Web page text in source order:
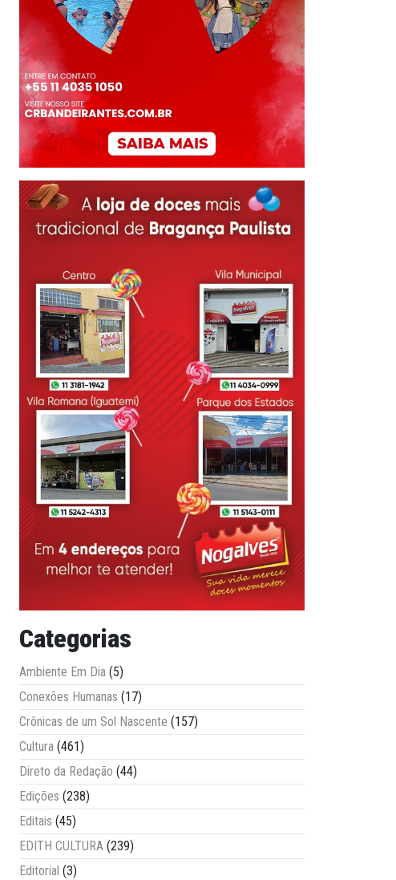
Categorias
Ambiente Em Dia (5)
Conexões Humanas (17)
Crônicas de um Sol Nascente (157)
Cultura (461)
Direto da Redação (44)
Edições (238)
Editais (45)
EDITH CULTURA (239)
Editorial (3)